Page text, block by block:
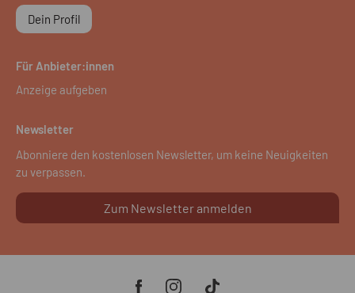
Dein Profil
Für Anbieter:innen
Anzeige aufgeben
Newsletter
Abonniere den kostenlosen Newsletter, um keine Neuigkeiten
zu verpassen.
Zum Newsletter anmelden